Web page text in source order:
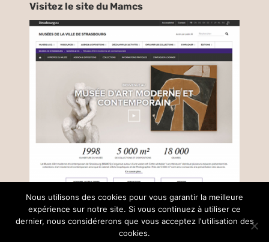
Visitez le site du Mamcs
© Copyright –2026 |Mentions légales | Tous droits réservés |
Collectif Insight
Nous utilisons des cookies pour vous garantir la meilleure
expérience sur notre site. Si vous continuez à utiliser ce
dernier, nous considérerons que vous acceptez l'utilisation des
cookies.